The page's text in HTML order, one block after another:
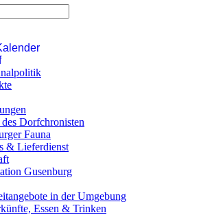
Dorfchronisten
Fauna
& Lieferdienst
Gusenburg
in der Umgebung
Essen & Trinken